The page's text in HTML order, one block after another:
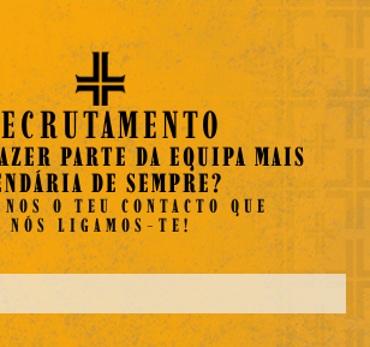
PARTE DA EQUIPA MAIS
DE SEMPRE?
O TEU CONTACTO QUE
NÓS LIGAMOS-TE!